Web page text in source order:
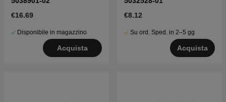
€16.69
Disponibile in magazzino
Acquista
€8.12
Su ord. Sped. in 2–5 gg
Acquista